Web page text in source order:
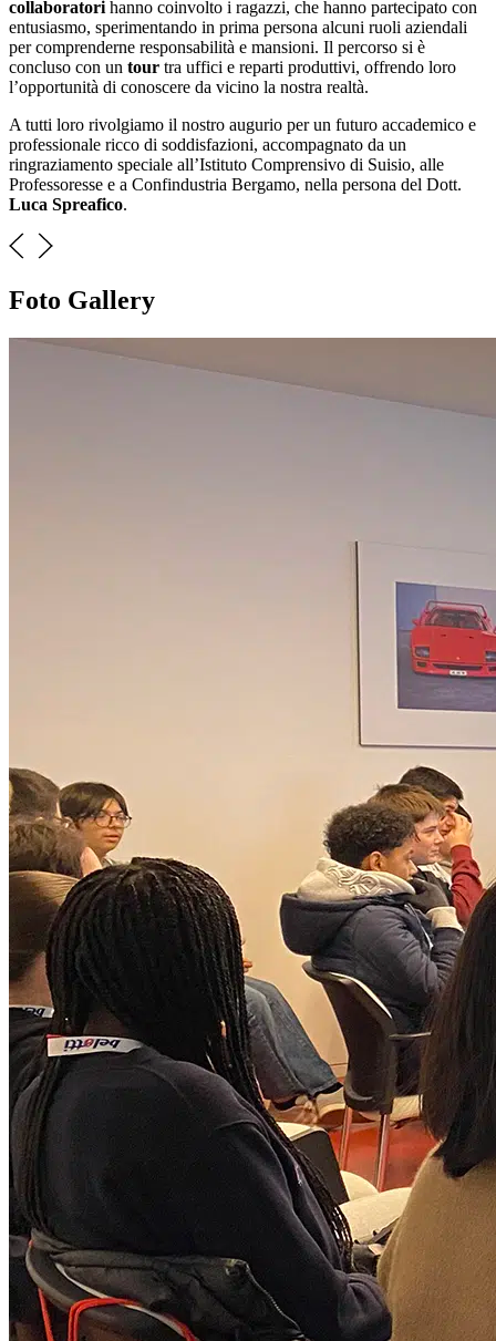
collaboratori hanno coinvolto i ragazzi, che hanno partecipato con
entusiasmo, sperimentando in prima persona alcuni ruoli aziendali
per comprenderne responsabilità e mansioni. Il percorso si è
concluso con un tour tra uffici e reparti produttivi, offrendo loro
l’opportunità di conoscere da vicino la nostra realtà.
A tutti loro rivolgiamo il nostro augurio per un futuro accademico e
professionale ricco di soddisfazioni, accompagnato da un
ringraziamento speciale all’Istituto Comprensivo di Suisio, alle
Professoresse e a Confindustria Bergamo, nella persona del Dott.
Luca Spreafico.
Foto Gallery